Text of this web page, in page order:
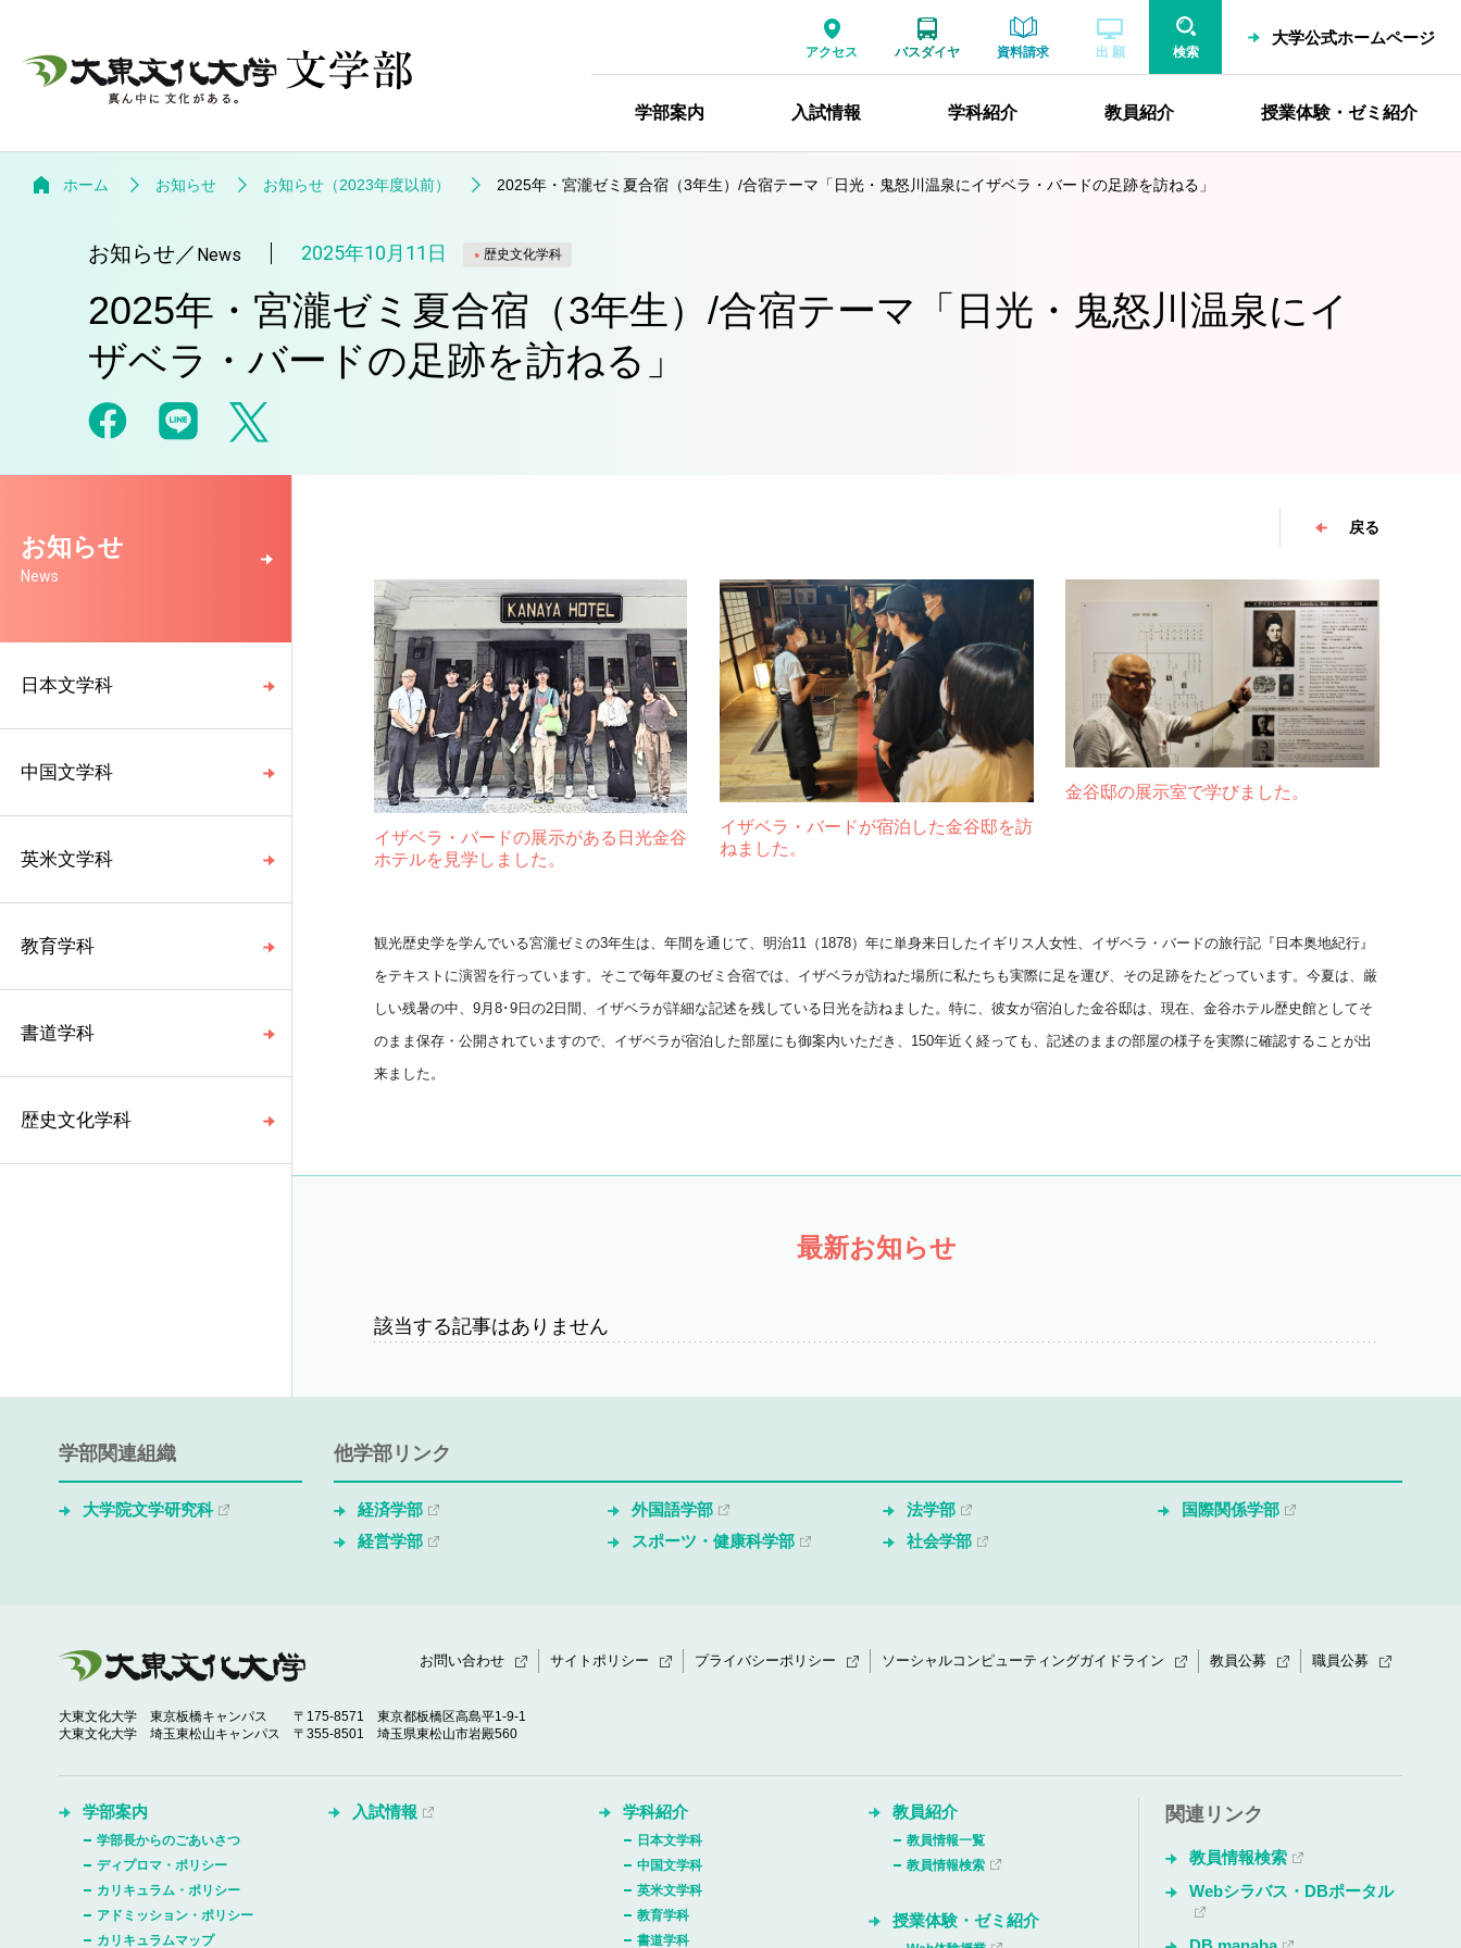
アクセス バスダイヤ 資料請求 出 願 検索
大学公式ホームページ
学部案内 入試情報 学科紹介 教員紹介 授業体験・ゼミ紹介
ホーム お知らせ お知らせ（2023年度以前） 2025年・宮瀧ゼミ夏合宿（3年生）/合宿テーマ「日光・鬼怒川温泉にイザベラ・バードの足跡を訪ねる」
お知らせ／ News 2025年10月11日 歴史文化学科
2025年・宮瀧ゼミ夏合宿（3年生）/合宿テーマ「日光・鬼怒川温泉にイ
ザベラ・バードの足跡を訪ねる」
お知らせ
News
日本文学科
中国文学科
英米文学科
教育学科
書道学科
歴史文化学科
戻る
イザベラ・バードの展示がある日光金谷
ホテルを見学しました。
イザベラ・バードが宿泊した金谷邸を訪
ねました。
金谷邸の展示室で学びました。
観光歴史学を学んでいる宮瀧ゼミの3年生は、年間を通じて、 明治11（1878）年に単身来日したイギリス人女性、 イザベラ・バードの旅行記『日本奥地紀行』
をテキストに演習を行っています。そこで毎年夏のゼミ合宿では、 イザベラが訪ねた場所に私たちも実際に足を運び、 その足跡をたどっています。今夏は、厳
しい残暑の中、9月8･9日の2日間、 イザベラが詳細な記述を残している日光を訪ねました。特に、 彼女が宿泊した金谷邸は、現在、 金谷ホテル歴史館としてそ
のまま保存・公開されていますので、 イザベラが宿泊した部屋にも御案内いただき、 150年近く経っても、 記述のままの部屋の様子を実際に確認することが出
来ました。
最新お知らせ
該当する記事はありません
学部関連組織
大学院文学研究科
他学部リンク
経済学部 外国語学部 法学部
国際関係学部
経営学部
スポーツ・健康科学部 社会学部
大東文化大学 東京板橋キャンパス
〒175-8571 東京都板橋区高島平1-9-1
大東文化大学 埼玉東松山キャンパス
〒355-8501 埼玉県東松山市岩殿560
お問い合わせ サイトポリシー プライバシーポリシー ソーシャルコンピューティングガイドライン 教員公募 職員公募
学部案内
学部長からのごあいさつ
ディプロマ・ポリシー
カリキュラム・ポリシー
アドミッション・ポリシー
カリキュラムマップ
入試情報 学科紹介
日本文学科
中国文学科
英米文学科
教育学科
書道学科
教員紹介
教員情報一覧
教員情報検索
授業体験・ゼミ紹介
関連リンク
教員情報検索
Webシラバス・DBポータル